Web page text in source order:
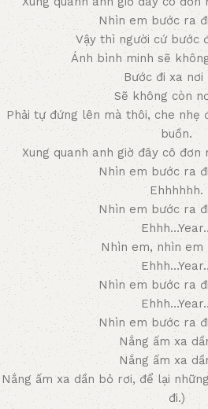
Nhìn em bước ra
Vậy thì người cứ bước
Ánh bình minh sẽ
Bước đi xa nơi
Sẽ không còn
Phải tự đứng lên mà thôi, che nhẹ
buồn.
Xung quanh anh giờ đây cô đơn
Nhìn em bước ra
Ehhhhhh.
Nhìn em bước ra
Nhìn em, nhìn em
Nhìn em bước ra
Nhìn em bước ra
Nắng ấm xa
Nắng ấm xa
Nắng ấm xa dần bỏ rơi, để lại
đi.)